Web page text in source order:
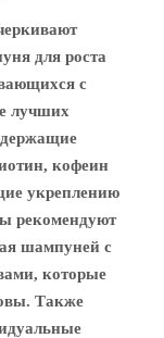
для роста
с
лучших
кофеин
укреплению
рекомендуют
шампуней с
которые
Также